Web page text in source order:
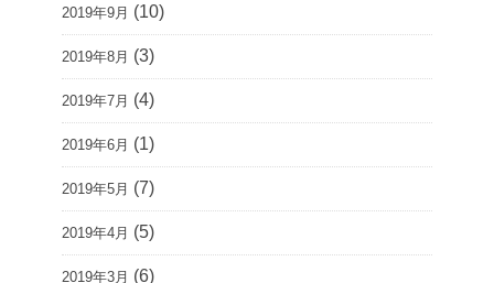
2019年9月 (10)
2019年8月 (3)
2019年7月 (4)
2019年6月 (1)
2019年5月 (7)
2019年4月 (5)
2019年3月 (6)